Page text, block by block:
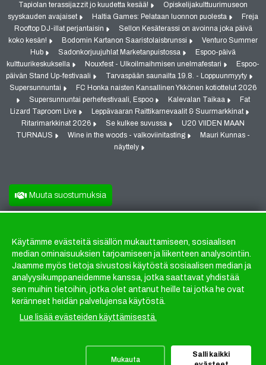
Tapiolan terassijazzit jo kuudetta kesää!
Opiskelijakulttuurimuseon
syyskauden avajaiset
Haltia Games: Pelataan luonnon puolesta
Freja
Rooftop DJ-illat perjantaisin
Sellon Kesäterassi on avoinna joka päivä
koko kesän!
Bodomin Kartanon Saaristolaisbrunssi
Venturo Summer
Hub
Sadonkorjuujuhlat Marketanpuistossa
Espoo-päivä
kulttuurikeskuksella
Nouxfest - Ulkoilmaihmisen unelmafestari
Espoo-
päivän Stand Up-festivaali
Tarvaspään saunailta 19.8. - Loppuunmyyty
Supersunnuntai
FC Honka naisten Kansallinen Ykkönen kotiottelut 2026
Supersunnuntai perhefestivaali, Espoo
Kalevalan Taikaa
Fat
Lizard Taproom Live
Leppävaaran Raittikarnevaalit & Suurmarkkinat
Ritarimarkkinat 2026
Se kulkee suvussa
U20 VIIDEN MAAN
TURNAUS
Wine in the woods - valkoviinitasting
Mauri Kunnas -
näyttely
Muuta suostumuksia
Evästeet
Käytämme evästeitä sisällön mukauttamiseen, sosiaalisen
median ominaisuuksien tarjoamiseen ja liikenteen analysointiin.
Jaamme myös tietoja sivustosi käytöstä sosiaalisen median ja
analyysikumppaneidemme kanssa, jotka saattavat yhdistää
sen muihin tietoihin, jotka olet antanut heille tai jotka he ovat
keränneet heidän palvelujensa käytöstä.
Lue lisää evästeiden käyttämisestä.
Mukauta
Salli kaikki